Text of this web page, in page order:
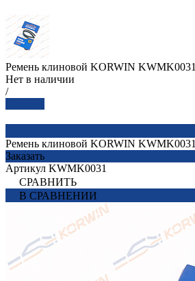
Ремень клиновой KORWIN KWMK0031
Нет в наличии
/
Ремень клиновой KORWIN KWMK0031
Заказать
Артикул KWMK0031
СРАВНИТЬ
В СРАВНЕНИИ